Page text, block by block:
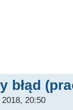
błąd
20:50